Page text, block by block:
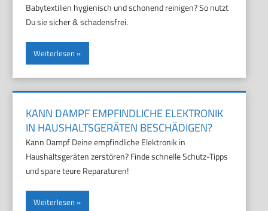
Babytextilien hygienisch und schonend reinigen? So nutzt
Du sie sicher & schadensfrei.
Weiterlesen
KANN DAMPF EMPFINDLICHE ELEKTRONIK
IN HAUSHALTSGERÄTEN BESCHÄDIGEN?
Kann Dampf Deine empfindliche Elektronik in
Haushaltsgeräten zerstören? Finde schnelle Schutz-Tipps
und spare teure Reparaturen!
Weiterlesen